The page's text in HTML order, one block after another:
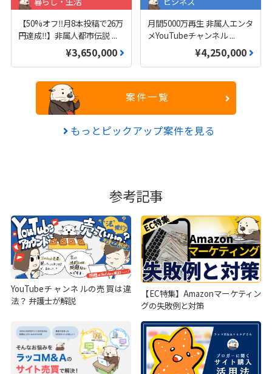
【50%オフ‼️月8本投稿で26万
円達成‼️】非属人都市伝説 ...
¥3,650,000
月間5000万再生 非属人エンタ
メYouTubeチャンネル...
¥4,250,000
案件一覧
もっとピックアップ案件を見る
参考記事
YouTubeチャンネルの売買は違
法？ 弁護士が解説
【EC特集】Amazonマーケティン
グの失敗例と対策